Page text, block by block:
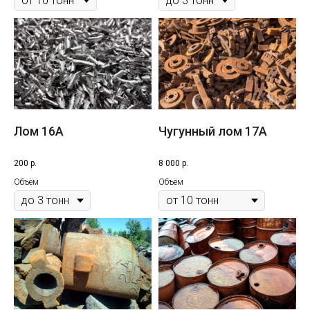
Лом 16A
200 р.
Объём
Чугунный лом 17A
8 000 р.
Объём
Услуги